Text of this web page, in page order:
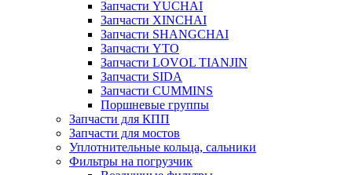
Запчасти YUCHAI
Запчасти XINCHAI
Запчасти SHANGCHAI
Запчасти YTO
Запчасти LOVOL TIANJIN
Запчасти SIDA
Запчасти CUMMINS
Поршневые группы
Запчасти для КПП
Запчасти для мостов
Уплотнительные кольца, сальники
Фильтры на погрузчик